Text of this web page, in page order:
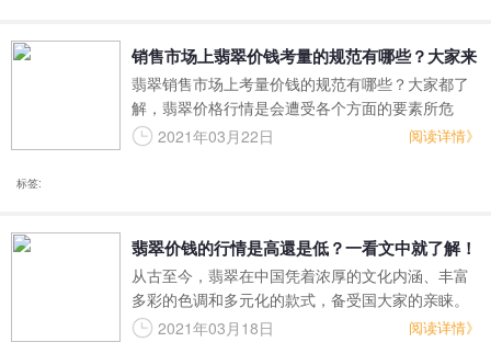
销售市场上翡翠价钱考量的规范有哪些？大家来
了解一下翡翠价格行情！
翡翠销售市场上考量价钱的规范有哪些？大家都了
解，翡翠价格行情是会遭受各个方面的要素所危
害。其翡翠种类各种各样，因此 当然会各自为高低
2021年03月22日 阅读详情》
标签:
翡翠价钱的行情是高還是低？一看文中就了解！
从古至今，翡翠在中国凭着浓厚的文化内涵、丰富
多彩的色调和多元化的款式，备受国大家的亲睐。
可是翡翠价钱也变成了中国人强烈反响的话题讨
2021年03月18日 阅读详情》